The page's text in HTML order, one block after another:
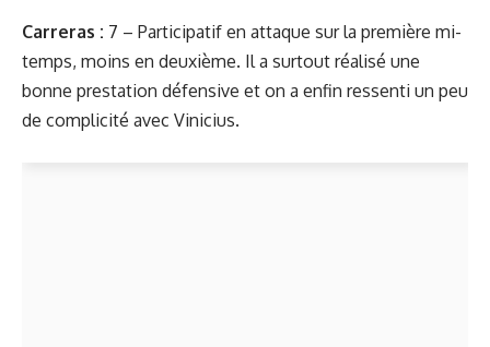
Carreras : 7 – Participatif en attaque sur la première mi-
temps, moins en deuxième. Il a surtout réalisé une
bonne prestation défensive et on a enfin ressenti un peu
de complicité avec Vinicius.